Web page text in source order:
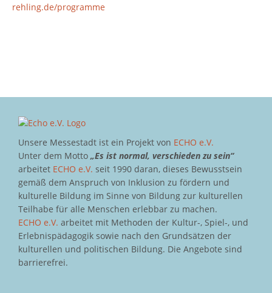
rehling.de/programme
Unsere Messestadt ist ein Projekt von ECHO e.V.
Unter dem Motto „Es ist normal, verschieden zu sein“
arbeitet ECHO e.V. seit 1990 daran, dieses Bewusstsein
gemäß dem Anspruch von Inklusion zu fördern und
kulturelle Bildung im Sinne von Bildung zur kulturellen
Teilhabe für alle Menschen erlebbar zu machen.
ECHO e.V. arbeitet mit Methoden der Kultur-, Spiel-, und
Erlebnispädagogik sowie nach den Grundsätzen der
kulturellen und politischen Bildung. Die Angebote sind
barrierefrei.